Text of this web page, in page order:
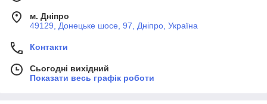
м. Дніпро
49129, Донецьке шосе, 97, Дніпро, Україна
Контакти
Сьогодні вихідний
Показати весь графік роботи